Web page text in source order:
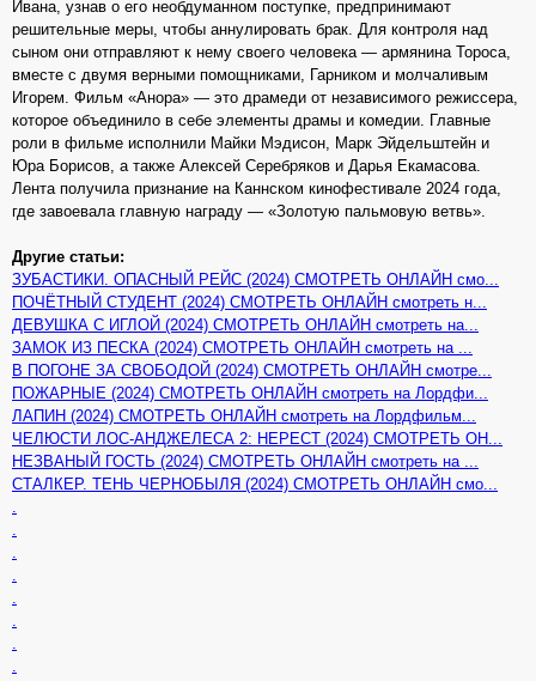
Ивана, узнав о его необдуманном поступке, предпринимают
решительные меры, чтобы аннулировать брак. Для контроля над
сыном они отправляют к нему своего человека — армянина Тороса,
вместе с двумя верными помощниками, Гарником и молчаливым
Игорем. Фильм «Анора» — это драмеди от независимого режиссера,
которое объединило в себе элементы драмы и комедии. Главные
роли в фильме исполнили Майки Мэдисон, Марк Эйдельштейн и
Юра Борисов, а также Алексей Серебряков и Дарья Екамасова.
Лента получила признание на Каннском кинофестивале 2024 года,
где завоевала главную награду — «Золотую пальмовую ветвь».
Другие статьи:
ЗУБАСТИКИ. ОПАСНЫЙ РЕЙС (2024) СМОТРЕТЬ ОНЛАЙН смо...
ПОЧЁТНЫЙ СТУДЕНТ (2024) СМОТРЕТЬ ОНЛАЙН смотреть н...
ДЕВУШКА С ИГЛОЙ (2024) СМОТРЕТЬ ОНЛАЙН смотреть на...
ЗАМОК ИЗ ПЕСКА (2024) СМОТРЕТЬ ОНЛАЙН смотреть на ...
В ПОГОНЕ ЗА СВОБОДОЙ (2024) СМОТРЕТЬ ОНЛАЙН смотре...
ПОЖАРНЫЕ (2024) СМОТРЕТЬ ОНЛАЙН смотреть на Лордфи...
ЛАПИН (2024) СМОТРЕТЬ ОНЛАЙН смотреть на Лордфильм...
ЧЕЛЮСТИ ЛОС-АНДЖЕЛЕСА 2: НЕРЕСТ (2024) СМОТРЕТЬ ОН...
НЕЗВАНЫЙ ГОСТЬ (2024) СМОТРЕТЬ ОНЛАЙН смотреть на ...
СТАЛКЕР. ТЕНЬ ЧЕРНОБЫЛЯ (2024) СМОТРЕТЬ ОНЛАЙН смо...